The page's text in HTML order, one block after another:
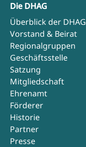
Die DHAG
Überblick der DHAG
Vorstand & Beirat
Regionalgruppen
Geschäftsstelle
Satzung
Mitgliedschaft
Ehrenamt
Förderer
Historie
Partner
Presse